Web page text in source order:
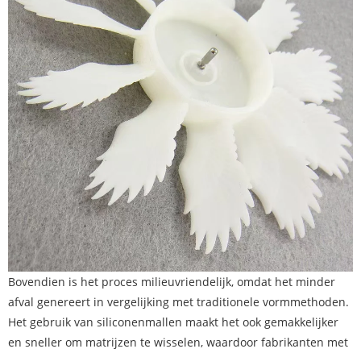
Bovendien is het proces milieuvriendelijk, omdat het minder
afval genereert in vergelijking met traditionele vormmethoden.
Het gebruik van siliconenmallen maakt het ook gemakkelijker
en sneller om matrijzen te wisselen, waardoor fabrikanten met